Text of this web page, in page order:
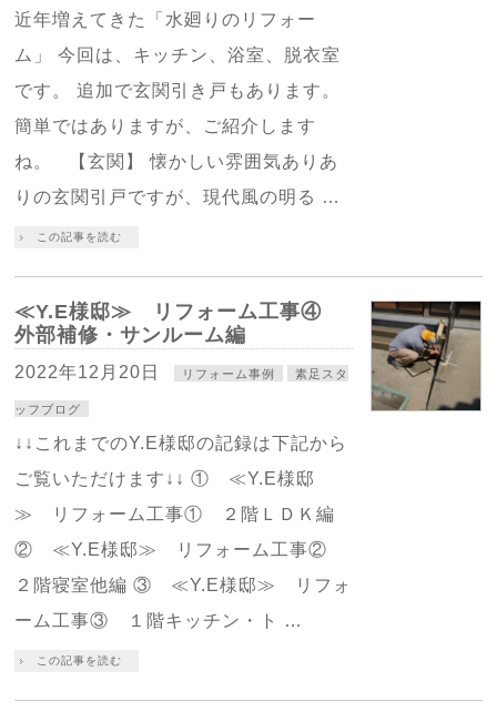
近年増えてきた「水廻りのリフォー
ム」 今回は、キッチン、浴室、脱衣室
です。 追加で玄関引き戸もあります。
簡単ではありますが、ご紹介します
ね。 【玄関】 懐かしい雰囲気ありあ
りの玄関引戸ですが、現代風の明る …
この記事を読む
≪Y.E様邸≫ リフォーム工事④
外部補修・サンルーム編
2022年12月20日 リフォーム事例 素足スタ
ッフブログ
↓↓これまでのY.E様邸の記録は下記から
ご覧いただけます↓↓ ① ≪Y.E様邸
≫ リフォーム工事① ２階ＬＤＫ編
② ≪Y.E様邸≫ リフォーム工事②
２階寝室他編 ③ ≪Y.E様邸≫ リフォ
ーム工事③ １階キッチン・ト …
この記事を読む